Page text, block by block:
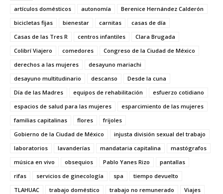
artículos domésticos
autonomía
Berenice Hernández Calderón
bicicletas fijas
bienestar carnitas
casas de día
Casas de las Tres R
centros infantiles
Clara Brugada
Colibrí Viajero
comedores
Congreso de la Ciudad de México
derechos a las mujeres
desayuno mariachi
desayuno multitudinario
descanso
Desde la cuna
Día de las Madres
equipos de rehabilitación
esfuerzo cotidiano
espacios de salud para las mujeres
esparcimiento de las mujeres
familias capitalinas
flores
frijoles
Gobierno de la Ciudad de México
injusta división sexual del trabajo
laboratorios
lavanderías mandataria capitalina
mastógrafos
música en vivo
obsequios Pablo Yanes Rizo
pantallas
rifas
servicios de ginecología spa
tiempo devuelto
TLAHUAC
trabajo doméstico trabajo no remunerado
Viajes